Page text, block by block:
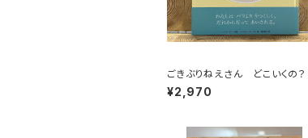
ごきぶりねえさん どこいくの？
¥2,970